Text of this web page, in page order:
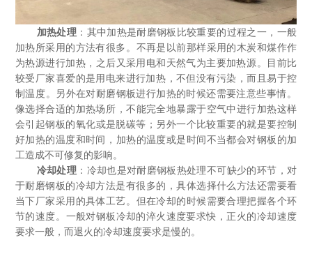
加热处理：其中加热是耐磨钢板比较重要的过程之一，一般
加热所采用的方法有很多。不再是以前那样采用的木炭和煤作作
为热源进行加热，之后又采用电和天然气为主要加热源。目前比
较受厂家喜爱的是用电来进行加热，不但没有污染，而且易于控
制温度。另外在对耐磨钢板进行加热的时候还需要注意些事情。
像选择合适的加热场所，不能完全地暴露于空气中进行加热这样
会引起钢板的氧化或是脱碳等；另外一个比较重要的就是要控制
好加热的温度和时间，加热的温度或是时间不当都会对钢板的加
工造成不可修复的影响。
冷却处理：冷却也是对耐磨钢板热处理不可缺少的环节，对
于耐磨钢板的冷却方法是有很多的，具体选择什么方法还需要看
当下厂家采用的具体工艺。但在冷却的时候需要合理把握各个环
节的速度。一般对钢板冷却的淬火速度要求快，正火的冷却速度
要求一般，而退火的冷却速度要求是慢的。